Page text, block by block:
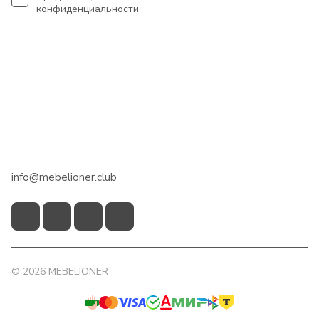
конфиденциальности
info@mebelioner.club
© 2026 MEBELIONER